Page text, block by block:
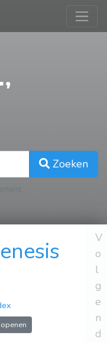
Zoeken
V
o
l
g
e
n
d